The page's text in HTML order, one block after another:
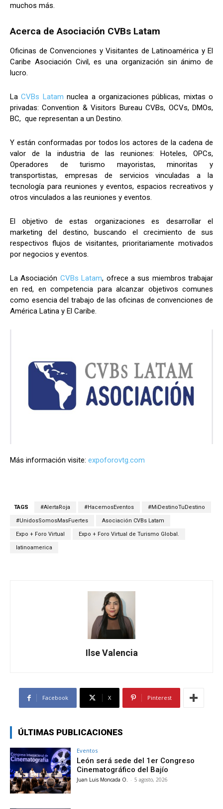
muchos más.
Acerca deAsociación CVBs Latam
Oficinas de Convenciones y Visitantes de Latinoamérica y El
Caribe Asociación Civil, es una organización sin ánimo de
lucro.
LaCVBs Latam nuclea a organizaciones públicas, mixtas o
privadas: Convention & Visitors Bureau CVBs, OCVs, DMOs,
BC, que representan a un Destino.
Y están conformadas por todos los actores de la cadena de
valor de la industria de las reuniones: Hoteles, OPCs,
Operadores de turismo mayoristas, minoritas y
transportistas, empresas de servicios vinculadas a la
tecnología para reuniones y eventos, espacios recreativos y
otros vinculados a las reuniones y eventos.
El objetivo de estas organizaciones es desarrollar el
marketing del destino, buscando el crecimiento de sus
respectivos flujos de visitantes, prioritariamente motivados
por negocios y eventos.
La Asociación CVBs Latam, ofrece a sus miembros trabajar
en red, en competencia para alcanzar objetivos comunes
como esencia del trabajo de las oficinas de convenciones de
América Latina y El Caribe.
Más información visite: expoforovtg.com
TAGS #AlertaRoja #HacemosEventos #MiDestinoTuDestino
#UnidosSomosMasFuertes Asociación CVBs Latam
Expo + Foro Virtual Expo + Foro Virtual de Turismo Global.
latinoamerica
Ilse Valencia
Facebook X Pinterest
ÚLTIMAS PUBLICACIONES
Eventos
León será sede del 1er Congreso
Cinematográfico del Bajío
Juan Luis Moncada O. - 5 agosto, 2026